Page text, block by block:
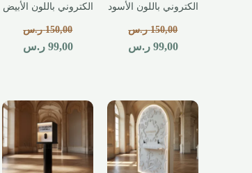
الكتروني باللون الأسود
150,00 ر.س
99,00 ر.س
الكتروني باللون الأبيض
150,00 ر.س
99,00 ر.س